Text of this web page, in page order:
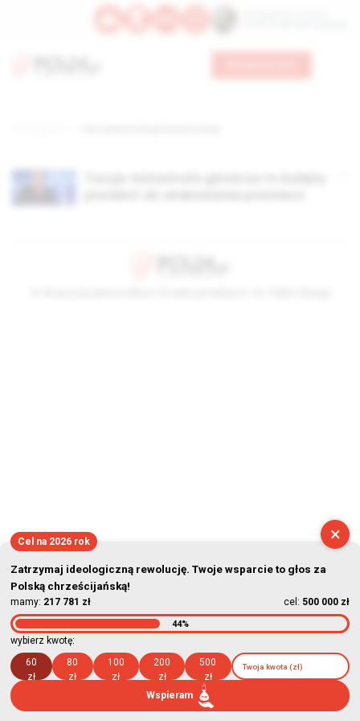
×
Cel na 2026 rok
Zatrzymaj ideologiczną rewolucję. Twoje wsparcie to głos za
Polską chrześcijańską!
mamy: 217 781 zł cel: 500 000 zł
44%
wybierz kwotę:
60
zł
80
zł
100
zł
200
zł
500
zł
Wspieram